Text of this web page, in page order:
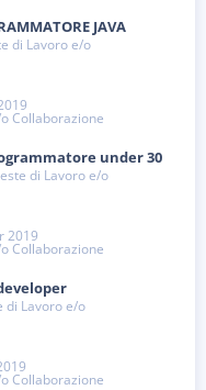
JAVA
di Lavoro e/o
Collaborazione
under 30
di Lavoro e/o
Collaborazione
2019
di Lavoro e/o
Collaborazione